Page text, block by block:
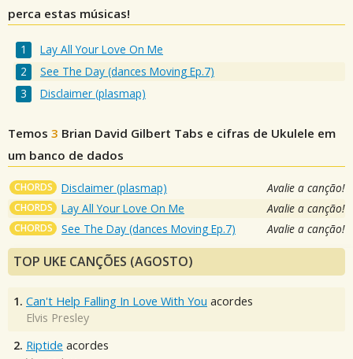
perca estas músicas!
Lay All Your Love On Me
See The Day (dances Moving Ep.7)
Disclaimer (plasmap)
Temos 3 Brian David Gilbert Tabs e cifras de Ukulele em
um banco de dados
CHORDS Disclaimer (plasmap) Avalie a canção!
CHORDS Lay All Your Love On Me Avalie a canção!
CHORDS See The Day (dances Moving Ep.7) Avalie a canção!
TOP UKE CANÇÕES (AGOSTO)
1. Can't Help Falling In Love With You acordes
Elvis Presley
2. Riptide acordes